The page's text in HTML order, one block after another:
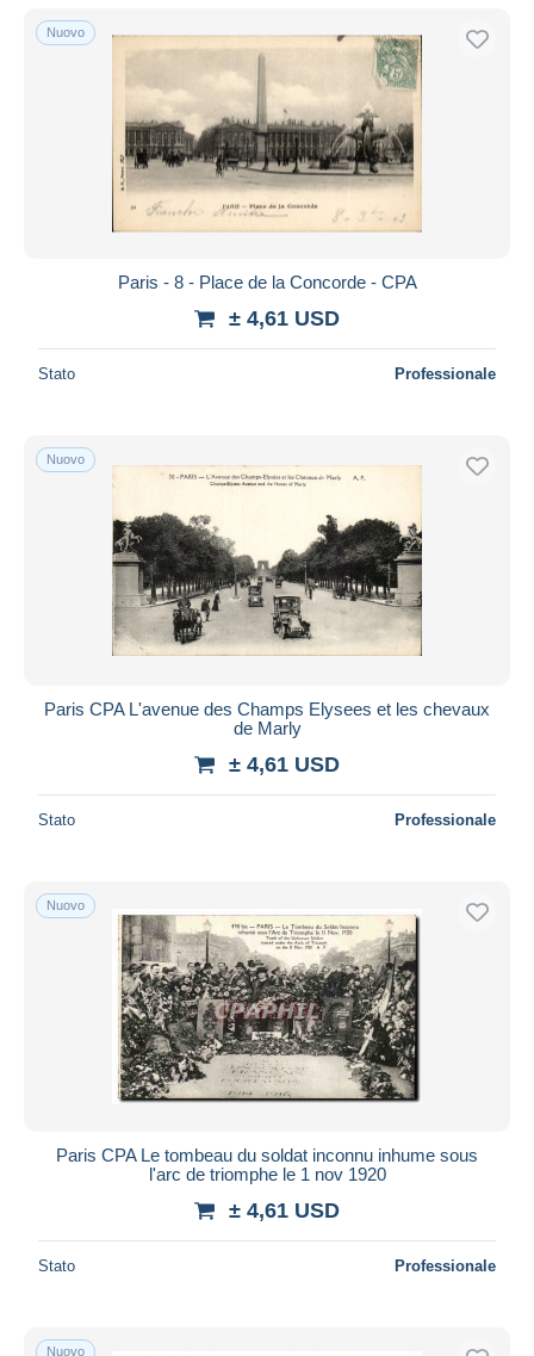
Nuovo
Paris - 8 - Place de la Concorde - CPA
± 4,61 USD
Stato Professionale
Nuovo
Paris CPA L'avenue des Champs Elysees et les chevaux
de Marly
± 4,61 USD
Stato Professionale
Nuovo
Paris CPA Le tombeau du soldat inconnu inhume sous
l'arc de triomphe le 1 nov 1920
± 4,61 USD
Stato Professionale
Nuovo